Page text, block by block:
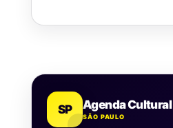
SP Agenda Cultural
SÃO PAULO